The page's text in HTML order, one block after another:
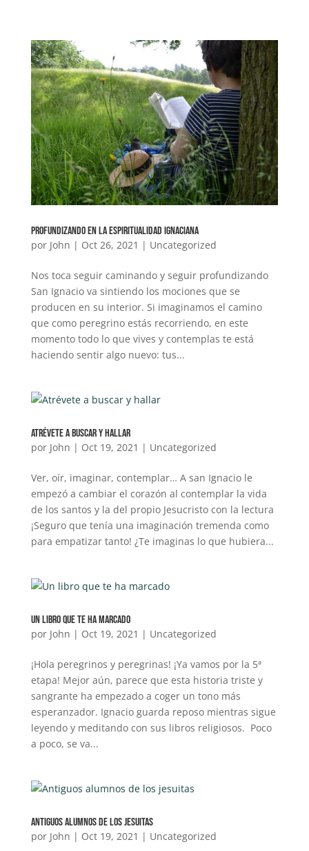
Profundizando en la espiritualidad ignaciana
por John | Oct 26, 2021 | Uncategorized
Nos toca seguir caminando y seguir profundizando
San Ignacio va sintiendo los mociones que se
producen en su interior. Si imaginamos el camino
que como peregrino estás recorriendo, en este
momento todo lo que vives y contemplas te está
haciendo sentir algo nuevo: tus...
Atrévete a buscar y hallar
por John | Oct 19, 2021 | Uncategorized
Ver, oír, imaginar, contemplar… A san Ignacio le
empezó a cambiar el corazón al contemplar la vida
de los santos y la del propio Jesucristo con la lectura
¡Seguro que tenía una imaginación tremenda como
para empatizar tanto! ¿Te imaginas lo que hubiera...
Un libro que te ha marcado
por John | Oct 19, 2021 | Uncategorized
¡Hola peregrinos y peregrinas! ¡Ya vamos por la 5ª
etapa! Mejor aún, parece que esta historia triste y
sangrante ha empezado a coger un tono más
esperanzador. Ignacio guarda reposo mientras sigue
leyendo y meditando con sus libros religiosos. Poco
a poco, se va...
Antiguos alumnos de los jesuitas
por John | Oct 19, 2021 | Uncategorized